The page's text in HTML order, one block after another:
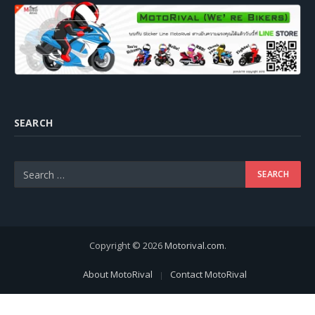
SEARCH
Copyright © 2026Motorival.com.
About MotoRival Contact MotoRival